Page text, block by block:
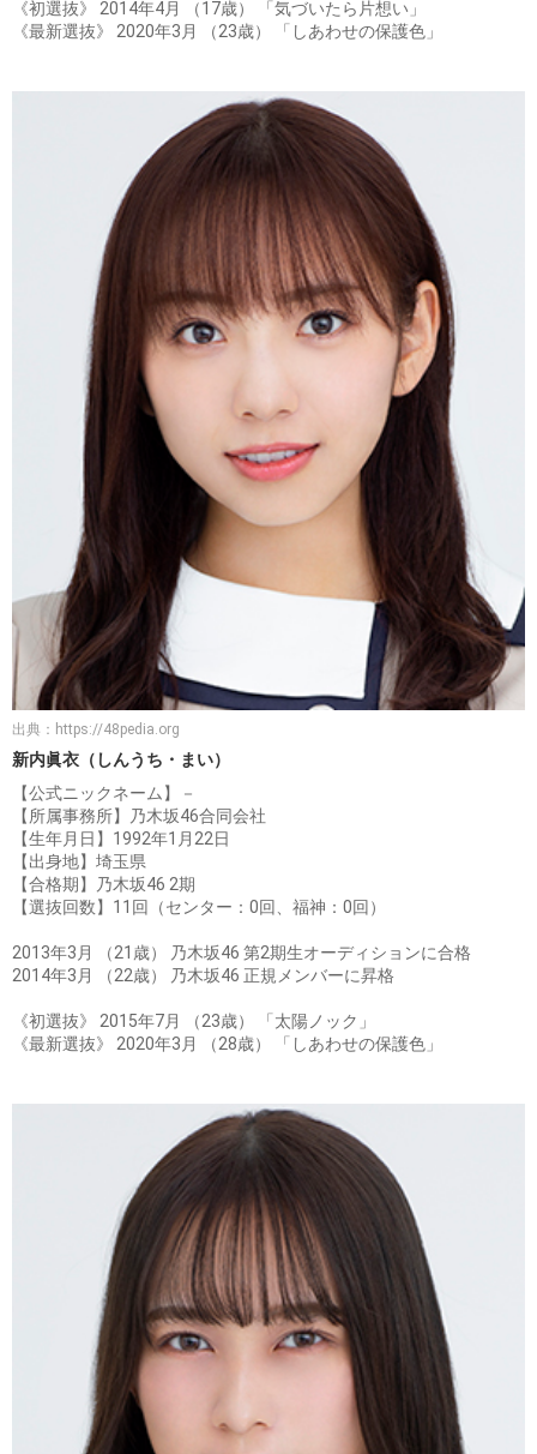
《初選抜》 2014年4月 （17歳） 「気づいたら片想い」
《最新選抜》 2020年3月 （23歳） 「しあわせの保護色」
出典： https://48pedia.org
新内眞衣（しんうち・まい）
【公式ニックネーム】－
【所属事務所】乃木坂46合同会社
【生年月日】1992年1月22日
【出身地】埼玉県
【合格期】乃木坂46 2期
【選抜回数】11回（センター：0回、福神：0回）
2013年3月 （21歳） 乃木坂46 第2期生オーディションに合格
2014年3月 （22歳） 乃木坂46 正規メンバーに昇格
《初選抜》 2015年7月 （23歳） 「太陽ノック」
《最新選抜》 2020年3月 （28歳） 「しあわせの保護色」